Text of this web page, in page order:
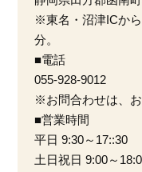
※東名・沼津ICか
分。
■電話
055-928-9012
※お問合わせは、お
■営業時間
平日 9:30～17::30
土日祝日 9:00～